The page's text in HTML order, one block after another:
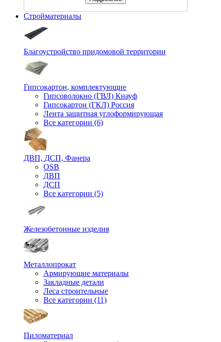
Стройматериалы
Благоустройство придомовой территории
Гипсокартон, комплектующие
Гипсоволокно (ГВЛ) Кнауф
Гипсокартон (ГКЛ) Россия
Лента защитная углоформирующая
Все категории (6)
ДВП, ДСП, Фанера
OSB
ДВП
ДСП
Все категории (5)
Железобетонные изделия
Металлопрокат
Армирующие материалы
Закладные детали
Леса строительные
Все категории (11)
Пиломатериал